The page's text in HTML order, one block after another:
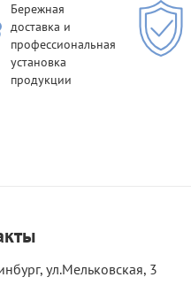
Бережная
доставка и
профессиональная
установка
продукции
ул.Мельковская, 3